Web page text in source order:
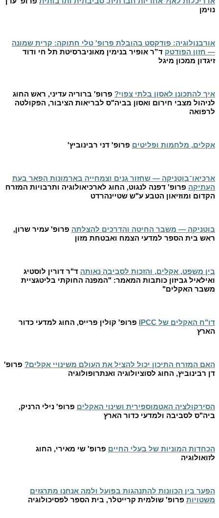
נוימן
אורבנולוגיה: פודקסט בהובלת פרופ' טלי חתוקה: קרית שמונה
— חזון הפודטק ד”ר אופיר בנימין מאוניברסיטת תל חי ודוד
זיגדון ממכון מיגל
איך להתכונן לאסון בלתי צפוי? פרופ' ברוריה עדיני, ראש החוג
לניהול מצבי חירום ואסון בביה"ס לבריאות הציבור, הפקולטה
לרפואה
אקלים, מלחמות ופליטים פרופ' דני רבינוביץ'
ארכיאו־בוטניקה — שחזור גנים וצמחייה בארמונות הפאר בעת
העתיקה פרופ' דפנה לנגוט, החוג לארכיאולוגיה ותרבויות המזרח
הקדום ומוזיאון הטבע ע"ש שטיינהרדט
בוטניקה — משבר החיטה והדרכים להצלתה פרופ' עמיר שרון,
ראש בית הספר למדעי הצמח ואבטחת מזון
בין משפט, אקלים, והזכות לסביבה נאותה ד"ר דורין לוסטיג
ואילאיל גביזון כותבות המאמר: "המפנה החוקתי בליטגציית
משבר האקלים"
דו"ח האקלים של IPCC
פרופ' קולין פרייס, החוג למדעי כדור
הארץ
האם המזרח התיכון יכול להציל את העולם משינויי אקלים? פרופ'
דן רבינוביץ, החוג לסוציולוגיה ואנתרופולוגיה
הסירקולציה האטמוספירית ושינוי האקלים פרופ' נילי הרניק,
ביה"ס לסביבה ולמדעי כדור הארץ
הכחדות המוניות של בעלי החיים פרופ' שי מאירי, החוג
לזואולוגיה
הפער בין הכוונות להתנהגות בפועל ולמה אנחנו מתרגזים
משטויות פרופ' שולמית קרייטלר, בית הספר לפסיכולוגיה